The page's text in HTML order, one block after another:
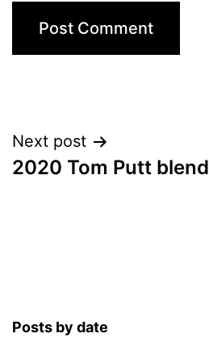
Post
navigation
Next post
2020 Tom Putt blend
Posts by date